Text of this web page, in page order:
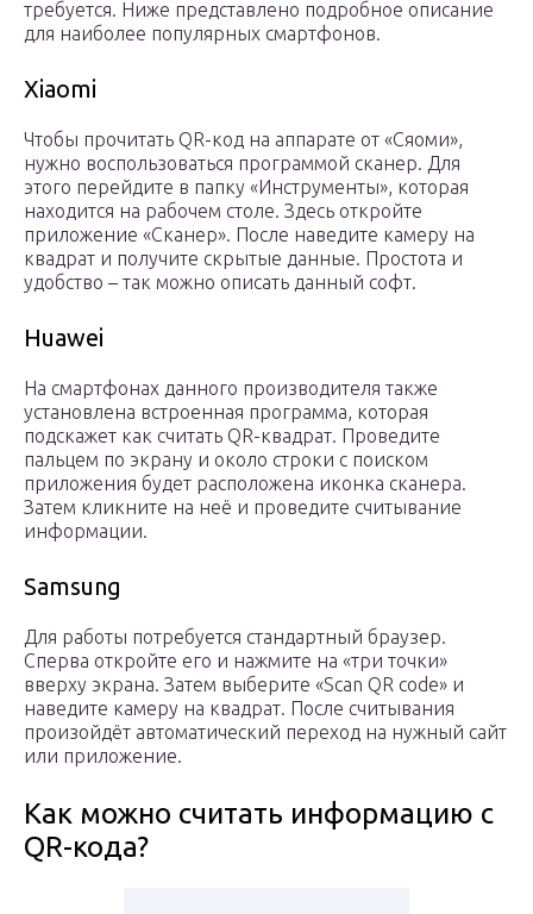
требуется. Ниже представлено подробное описание
для наиболее популярных смартфонов.
Xiaomi
Чтобы прочитать QR-код на аппарате от «Сяоми»,
нужно воспользоваться программой сканер. Для
этого перейдите в папку «Инструменты», которая
находится на рабочем столе. Здесь откройте
приложение «Сканер». После наведите камеру на
квадрат и получите скрытые данные. Простота и
удобство – так можно описать данный софт.
Huawei
На смартфонах данного производителя также
установлена встроенная программа, которая
подскажет как считать QR-квадрат. Проведите
пальцем по экрану и около строки с поиском
приложения будет расположена иконка сканера.
Затем кликните на неё и проведите считывание
информации.
Samsung
Для работы потребуется стандартный браузер.
Сперва откройте его и нажмите на «три точки»
вверху экрана. Затем выберите «Scan QR code» и
наведите камеру на квадрат. После считывания
произойдёт автоматический переход на нужный сайт
или приложение.
Как можно считать информацию с
QR-кода?